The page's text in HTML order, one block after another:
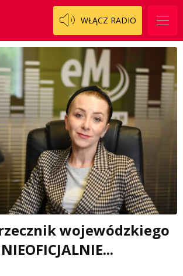
WŁĄCZ RADIO
wojewódzkiego